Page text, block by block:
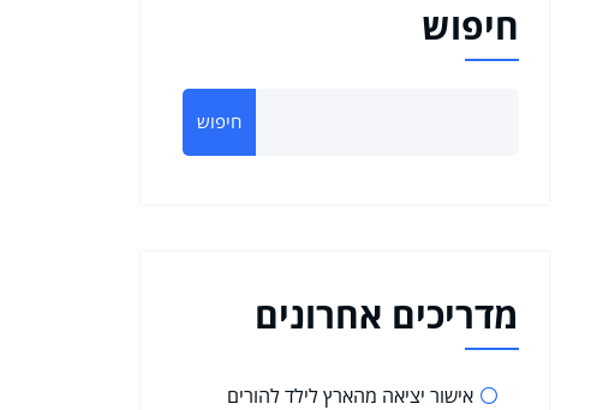
חיפוש
חיפוש
מדריכים אחרונים
אישור יציאה מהארץ לילד להורים